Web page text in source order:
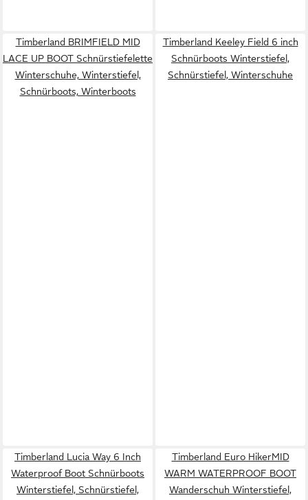
Timberland BRIMFIELD MID
LACE UP BOOT Schnürstiefelette
Winterschuhe, Winterstiefel,
Schnürboots, Winterboots
Timberland Keeley Field 6 inch
Schnürboots Winterstiefel,
Schnürstiefel, Winterschuhe
Timberland Lucia Way 6 Inch
Waterproof Boot Schnürboots
Winterstiefel, Schnürstiefel,
Timberland Euro HikerMID
WARM WATERPROOF BOOT
Wanderschuh Winterstiefel,